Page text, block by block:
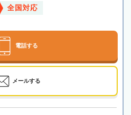
全国対応
電話する
メールする